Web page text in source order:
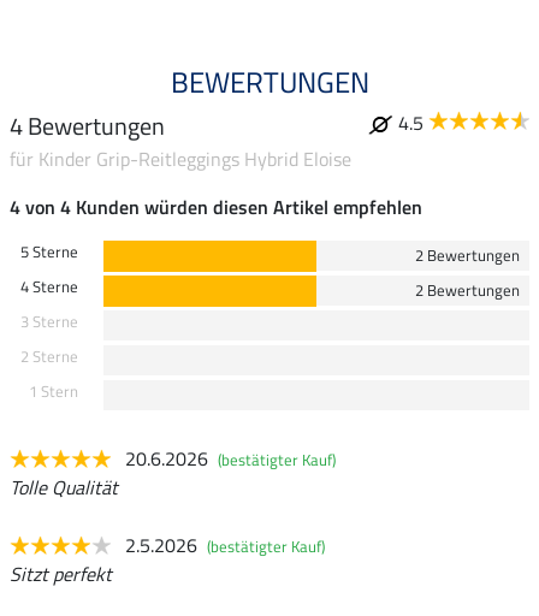
BEWERTUNGEN
4 Bewertungen
4.5
für Kinder Grip-Reitleggings Hybrid Eloise
4 von 4 Kunden würden diesen Artikel empfehlen
5 Sterne
2 Bewertungen
4 Sterne
2 Bewertungen
3 Sterne
2 Sterne
1 Stern
20.6.2026 (bestätigter Kauf)
Tolle Qualität
2.5.2026 (bestätigter Kauf)
Sitzt perfekt